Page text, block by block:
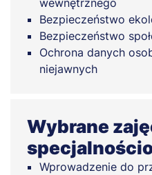
wewnętrznego
Bezpieczeństwo
Bezpieczeństwo
Ochrona danych
niejawnych
Wybrane
Wprowadzenie do